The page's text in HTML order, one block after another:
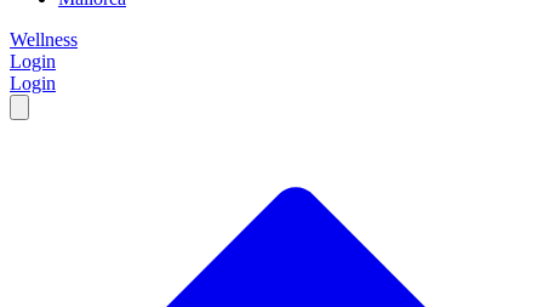
Wellness
Login
Login